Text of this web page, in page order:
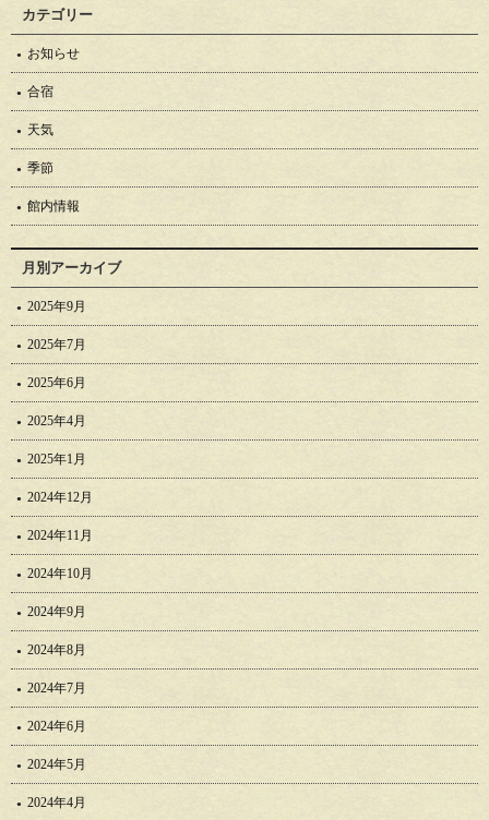
カテゴリー
お知らせ
合宿
天気
季節
館内情報
月別アーカイブ
2025年9月
2025年7月
2025年6月
2025年4月
2025年1月
2024年12月
2024年11月
2024年10月
2024年9月
2024年8月
2024年7月
2024年6月
2024年5月
2024年4月